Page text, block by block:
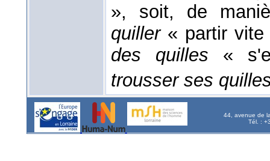
», soit, de
quiller« partir vite
des quilles «
trousser ses
44, avenue de
Tél. :